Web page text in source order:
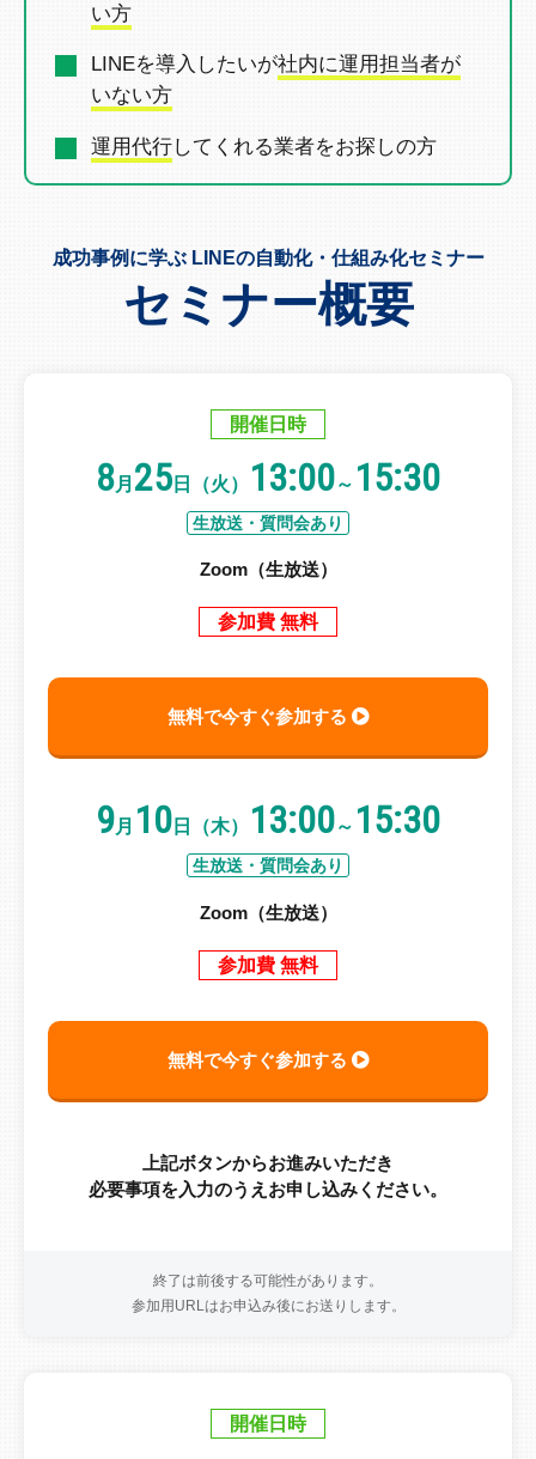
い方
LINEを導入したいが社内に運用担当者が
いない方
運用代行してくれる業者をお探しの方
成功事例に学ぶ LINEの自動化・仕組み化セミナー
セミナー概要
開催日時
8月 25 日（火） 13:00～ 15:30
生放送・質問会あり
Zoom（生放送）
参加費 無料
無料で今すぐ参加する
9月 10 日（木） 13:00～ 15:30
生放送・質問会あり
Zoom（生放送）
参加費 無料
無料で今すぐ参加する
上記ボタンからお進みいただき
必要事項を入力のうえお申し込みください。
終了は前後する可能性があります。
参加用URLはお申込み後にお送りします。
開催日時